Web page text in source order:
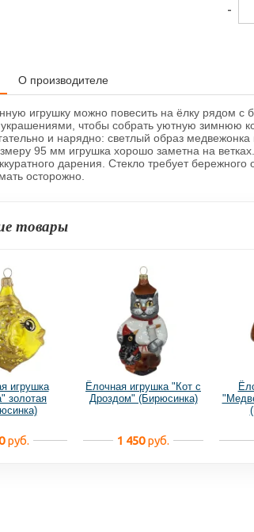
-
О производителе
игрушку можно повесить на ёлку рядом
украшениями, чтобы собрать уютную зимнюю
и нарядно: светлый образ
95 мм игрушка хорошо заметна на
дарения. Стекло требует
осторожно.
товары
игрушка
золотая
руб.
Ёлочная игрушка "Кот с
Дроздом" (Бирюсинка)
1 450руб.